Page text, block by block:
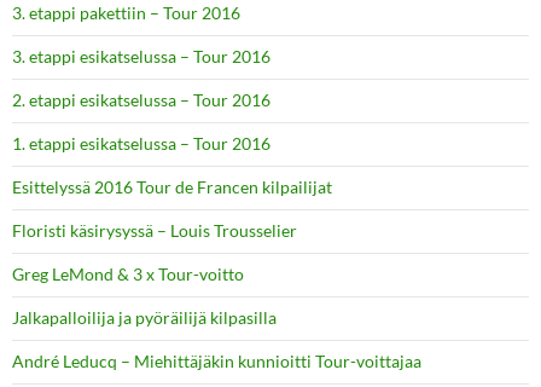
3. etappi pakettiin – Tour 2016
3. etappi esikatselussa – Tour 2016
2. etappi esikatselussa – Tour 2016
1. etappi esikatselussa – Tour 2016
Esittelyssä 2016 Tour de Francen kilpailijat
Floristi käsirysyssä – Louis Trousselier
Greg LeMond & 3 x Tour-voitto
Jalkapalloilija ja pyöräilijä kilpasilla
André Leducq – Miehittäjäkin kunnioitti Tour-voittajaa